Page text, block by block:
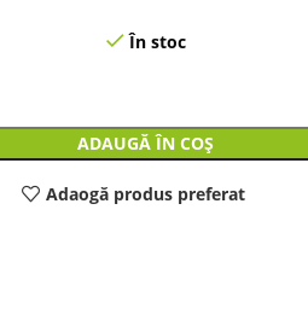
În stoc
ADAUGĂ ÎN COȘ
Adaogă produs preferat